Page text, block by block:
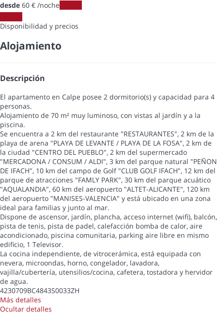
desde 60 € /noche
Disponibilidad y precios
Alojamiento
Descripción
El apartamento en Calpe posee 2 dormitorio(s) y capacidad para 4
personas.
Alojamiento de 70 m² muy luminoso, con vistas al jardín y a la
piscina.
Se encuentra a 2 km del restaurante "RESTAURANTES", 2 km de la
playa de arena "PLAYA DE LEVANTE / PLAYA DE LA FOSA", 2 km de
la ciudad "CENTRO DEL PUEBLO", 2 km del supermercado
"MERCADONA / CONSUM / ALDI", 3 km del parque natural "PEÑON
DE IFACH", 10 km del campo de Golf "CLUB GOLF IFACH", 12 km del
parque de atracciones "FAMLY PARK", 30 km del parque acuático
"AQUALANDIA", 60 km del aeropuerto "ALTET-ALICANTE", 120 km
del aeropuerto "MANISES-VALENCIA" y está ubicado en una zona
ideal para familias y junto al mar.
Dispone de ascensor, jardín, plancha, acceso internet (wifi), balcón,
pista de tenis, pista de padel, calefacción bomba de calor, aire
acondicionado, piscina comunitaria, parking aire libre en mismo
edificio, 1 Televisor.
La cocina independiente, de vitrocerámica, está equipada con
nevera, microondas, horno, congelador, lavadora,
vajilla/cubertería, utensilios/cocina, cafetera, tostadora y hervidor
de agua.
4230709BC4843S0033ZH
Más detalles
Ocultar detalles